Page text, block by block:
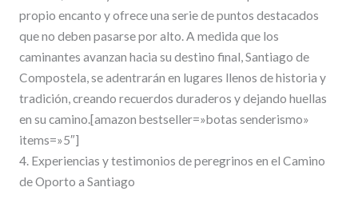
propio encanto y ofrece una serie de puntos destacados
que no deben pasarse por alto. A medida que los
caminantes avanzan hacia su destino final, Santiago de
Compostela, se adentrarán en lugares llenos de historia y
tradición, creando recuerdos duraderos y dejando huellas
en su camino.[amazon bestseller=»botas senderismo»
items=»5″]
4. Experiencias y testimonios de peregrinos en el Camino
de Oporto a Santiago